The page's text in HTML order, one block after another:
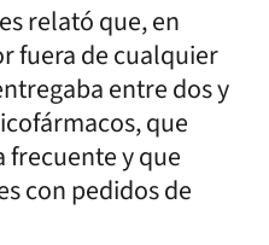
relató que, en
fuera de cualquier
entre dos y
que
frecuente y que
con pedidos de